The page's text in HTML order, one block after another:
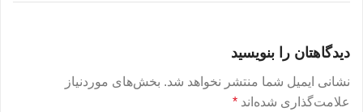
دیدگاهتان را بنویسید
نشانی ایمیل شما منتشر نخواهد شد. بخش‌های موردنیاز
علامت‌گذاری شده‌اند *